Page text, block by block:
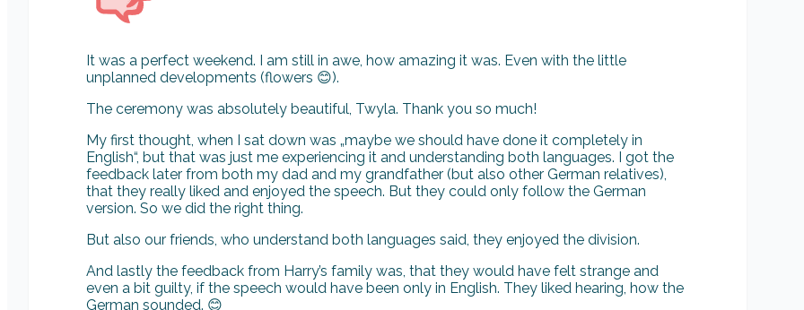
It was a perfect weekend. I am still in awe, how amazing it was. Even with the little
unplanned developments (flowers 😊).
The ceremony was absolutely beautiful, Twyla. Thank you so much!
My first thought, when I sat down was „maybe we should have done it completely in
English“, but that was just me experiencing it and understanding both languages. I got the
feedback later from both my dad and my grandfather (but also other German relatives),
that they really liked and enjoyed the speech. But they could only follow the German
version. So we did the right thing.
But also our friends, who understand both languages said, they enjoyed the division.
And lastly the feedback from Harry’s family was, that they would have felt strange and
even a bit guilty, if the speech would have been only in English. They liked hearing, how the
German sounded. 😊